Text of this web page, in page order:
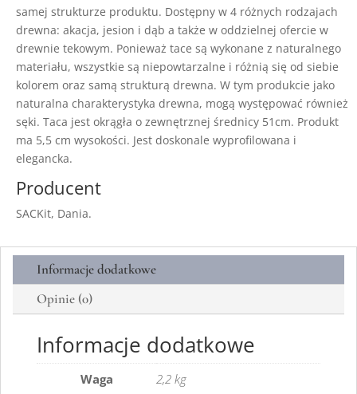
samej strukturze produktu. Dostępny w 4 różnych rodzajach
drewna: akacja, jesion i dąb a także w oddzielnej ofercie w
drewnie tekowym. Ponieważ tace są wykonane z naturalnego
materiału, wszystkie są niepowtarzalne i różnią się od siebie
kolorem oraz samą strukturą drewna. W tym produkcie jako
naturalna charakterystyka drewna, mogą występować również
sęki. Taca jest okrągła o zewnętrznej średnicy 51cm. Produkt
ma 5,5 cm wysokości. Jest doskonale wyprofilowana i
elegancka.
Producent
SACKit, Dania.
Informacje dodatkowe
Opinie (0)
Informacje dodatkowe
Waga
2,2 kg